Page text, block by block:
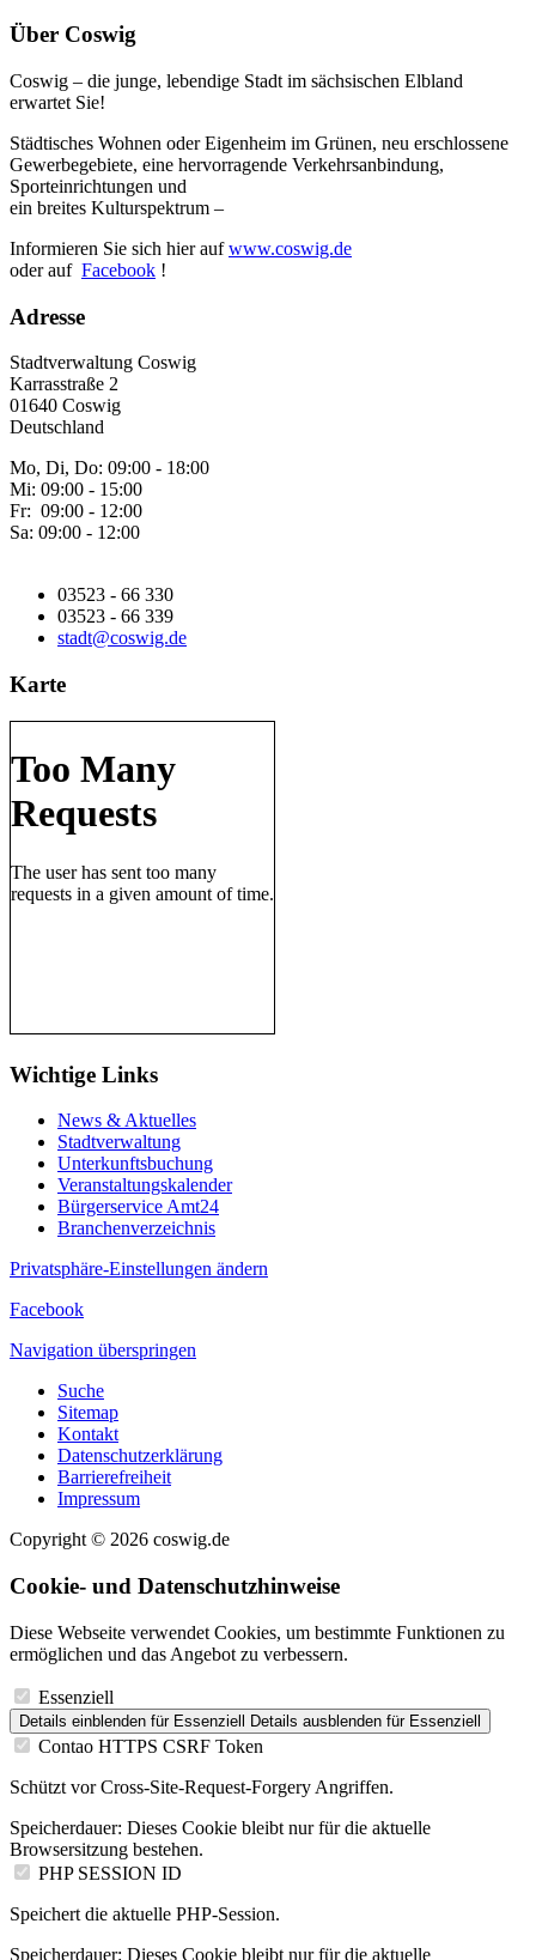
Über Coswig
Coswig – die junge, lebendige Stadt im sächsischen Elbland
erwartet Sie!
Städtisches Wohnen oder Eigenheim im Grünen, neu erschlossene
Gewerbegebiete, eine hervorragende Verkehrsanbindung,
Sporteinrichtungen und
ein breites Kulturspektrum –
Informieren Sie sich hier aufwww.coswig.de
oder auf Facebook !
Adresse
Stadtverwaltung Coswig
Karrasstraße 2
01640 Coswig
Deutschland
Mo, Di, Do: 09:00 - 18:00
Mi: 09:00 - 15:00
Fr: 09:00 - 12:00
Sa: 09:00 - 12:00
03523 - 66 330
03523 - 66 339
stadt@coswig.de
Karte
Wichtige Links
News & Aktuelles
Stadtverwaltung
Unterkunftsbuchung
Veranstaltungskalender
Bürgerservice Amt24
Branchenverzeichnis
Privatsphäre-Einstellungen ändern
Facebook
Navigation überspringen
Suche
Sitemap
Kontakt
Datenschutzerklärung
Barrierefreiheit
Impressum
Copyright © 2026 coswig.de
Cookie- und Datenschutzhinweise
Diese Webseite verwendet Cookies, um bestimmte Funktionen zu
ermöglichen und das Angebot zu verbessern.
Essenziell
Details einblenden für Essenziell Details ausblenden für Essenziell
Contao HTTPS CSRF Token
Schützt vor Cross-Site-Request-Forgery Angriffen.
Speicherdauer: Dieses Cookie bleibt nur für die aktuelle
Browsersitzung bestehen.
PHP SESSION ID
Speichert die aktuelle PHP-Session.
Speicherdauer: Dieses Cookie bleibt nur für die aktuelle